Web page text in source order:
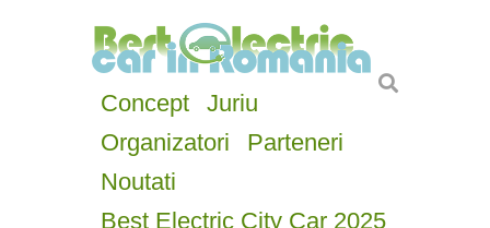
Concept
Juriu
Organizatori
Parteneri
Noutati
Best Electric City Car 2025